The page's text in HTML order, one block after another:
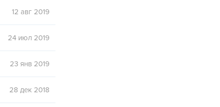
12 авг 2019
24 июл 2019
23 янв 2019
28 дек 2018